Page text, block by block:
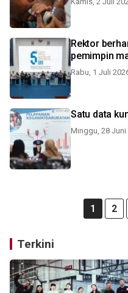
Rektor
pemimpin
Rabu, 1 Juli
Satu data
Minggu, 28 Juni
1 2
Terkini